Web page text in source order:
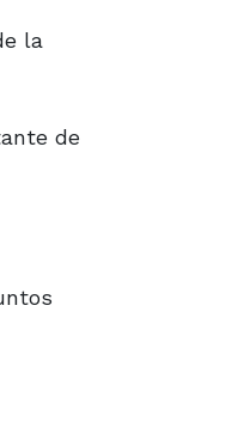
la
de